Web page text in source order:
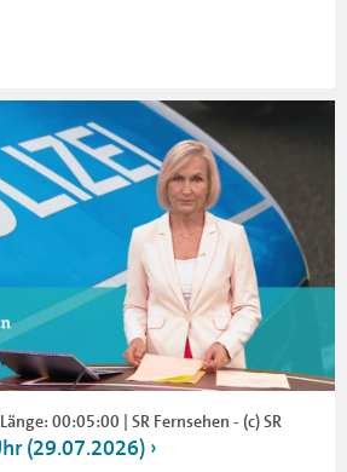
00:05:00 | SR Fernsehen - (c) SR
(29.07.2026)